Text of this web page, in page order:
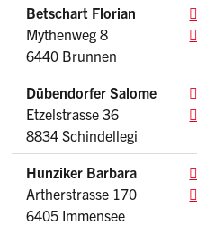
Betschart Florian
Mythenweg 8
6440 Brunnen
Dübendorfer Salome
Etzelstrasse 36
8834 Schindellegi
Hunziker Barbara
Artherstrasse 170
6405 Immensee